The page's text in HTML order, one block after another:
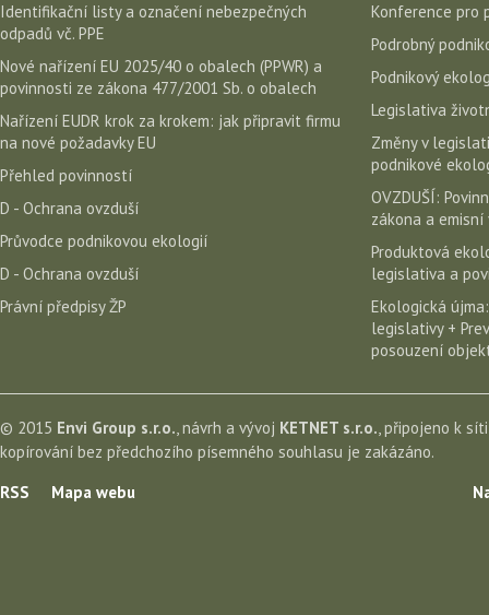
Identifikační listy a označení nebezpečných
odpadů vč. PPE
Nové nařízení EU 2025/40 o obalech (PPWR) a
povinnosti ze zákona 477/2001 Sb. o obalech
Nařízení EUDR krok za krokem: jak připravit firmu
na nové požadavky EU
Přehled povinností
D - Ochrana ovzduší
Průvodce podnikovou ekologií
D - Ochrana ovzduší
Právní předpisy ŽP
Konference pro
Podrobný
Podnikový
Legislativa
Změny v
podnikové
OVZDUŠÍ:
zákona a emisní
Produktová
legislativa a
Ekologická
legislativy +
posouzení
© 2015 Envi Group s.r.o., návrh a vývoj KETNET s.r.o., připojeno k
kopírování bez předchozího písemného souhlasu je zakázáno.
RSS
Mapa webu